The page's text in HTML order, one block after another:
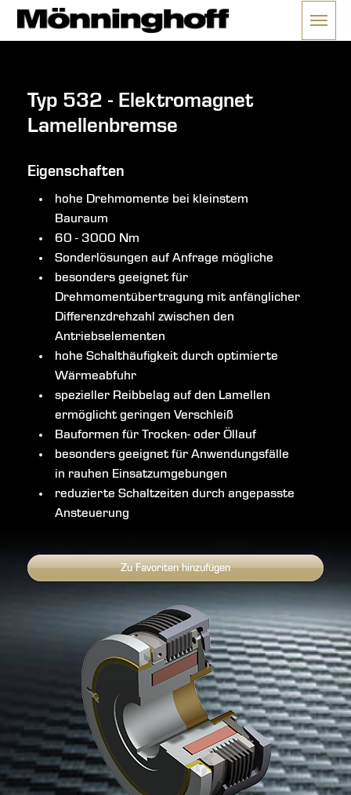
Menü
Typ 532 - Elektromagnet
Lamellenbremse
Eigenschaften
hohe Drehmomente bei kleinstem
Bauraum
60 - 3000 Nm
Sonderlösungen auf Anfrage mögliche
besonders geeignet für
Drehmomentübertragung mit anfänglicher
Differenzdrehzahl zwischen den
Antriebselementen
hohe Schalthäufigkeit durch optimierte
Wärmeabfuhr
spezieller Reibbelag auf den Lamellen
ermöglicht geringen Verschleiß
Bauformen für Trocken- oder Öllauf
besonders geeignet für Anwendungsfälle
in rauhen Einsatzumgebungen
reduzierte Schaltzeiten durch angepasste
Ansteuerung
Zu Favoriten hinzufügen